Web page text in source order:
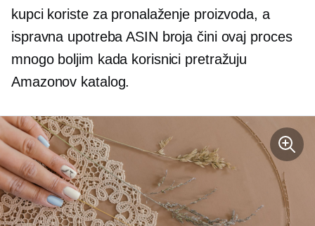
kupci koriste za pronalaženje proizvoda, a
ispravna upotreba ASIN broja čini ovaj proces
mnogo boljim kada korisnici pretražuju
Amazonov katalog.